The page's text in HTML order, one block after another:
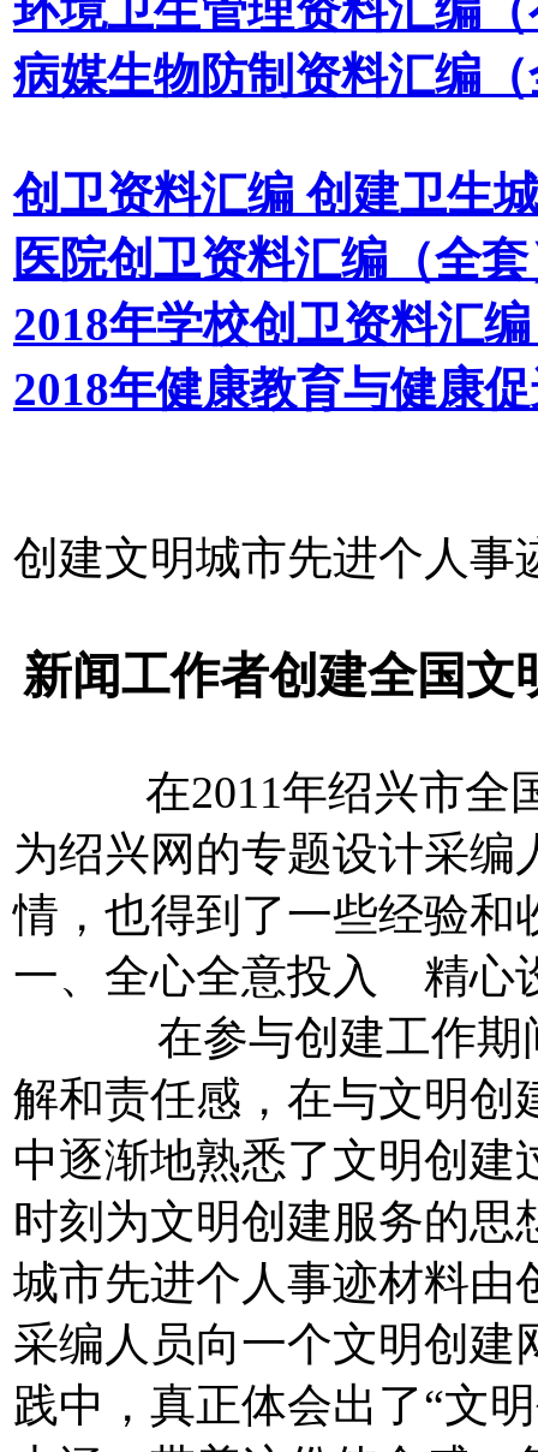
病媒生物防制资料汇编
创卫资料汇编 创建卫生
医院创卫资料汇编（全
2018年学校创卫资料汇
2018年健康教育与健康
创建文明城市先进个人事
新闻工作者创建全国文
在2011年绍兴市全国
为绍兴网的专题设计采
情，也得到了一些经验和
一、全心全意投入 精心
在参与创建工作期间
解和责任感，在与文明创
中逐渐地熟悉了文明创建
时刻为文明创建服务的思
城市先进个人事迹材料由
采编人员向一个文明创建
践中，真正体会出了“文